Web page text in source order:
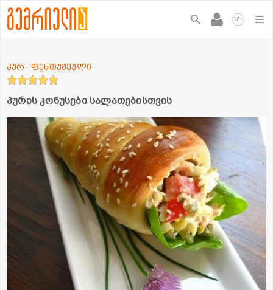
12+
პურის კონუსები სალათებისთვის
პურ- ფუნთუშეული